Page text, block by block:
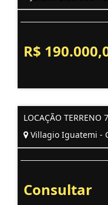
R$
LOCAÇÃO TERRENO
Villagio Iguatemi -
Consultar